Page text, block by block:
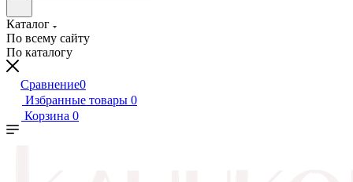
Каталог
По всему сайту
По каталогу
Сравнение0
Избранные товары 0
Корзина 0